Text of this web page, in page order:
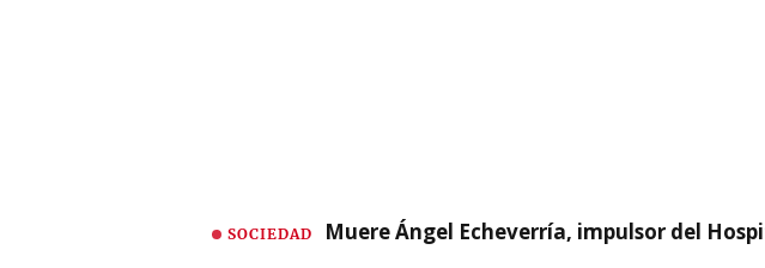
SOCIEDAD Muere Ángel Echeverría, impulsor del